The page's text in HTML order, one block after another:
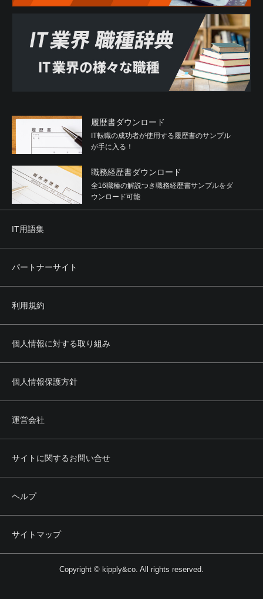
履歴書ダウンロード
IT転職の成功者が使用する履歴書のサンプル
が手に入る！
職務経歴書ダウンロード
全16職種の解説つき職務経歴書サンプルをダ
ウンロード可能
IT用語集
パートナーサイト
利用規約
個人情報に対する取り組み
個人情報保護方針
運営会社
サイトに関するお問い合せ
ヘルプ
サイトマップ
Copyright © kipply&co. All rights reserved.